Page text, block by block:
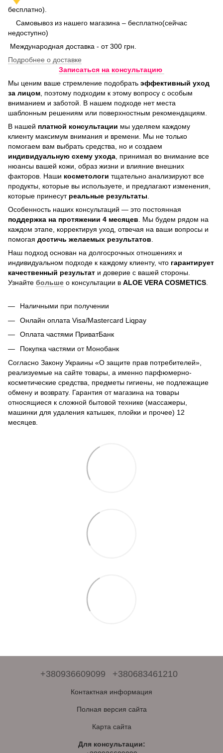
бесплатно).
Самовывоз из нашего магазина – бесплатно(сейчас
недоступно)
Международная доставка - от 300 грн.
Подробнее о доставке
Записаться на консультацию
Мы ценим ваше стремление подобрать эффективный уход
за лицом, поэтому подходим к этому вопросу с особым
вниманием и заботой. В нашем подходе нет места
шаблонным решениям или поверхностным рекомендациям.
В нашей платной консультации мы уделяем каждому
клиенту максимум внимания и времени. Мы не только
помогаем вам выбрать средства, но и создаем
индивидуальную схему ухода, принимая во внимание все
нюансы вашей кожи, образ жизни и влияние внешних
факторов. Наши косметологи тщательно анализируют все
продукты, которые вы используете, и предлагают изменения,
которые принесут реальные результаты.
Особенность наших консультаций — это постоянная
поддержка на протяжении 4 месяцев. Мы будем рядом на
каждом этапе, корректируя уход, отвечая на ваши вопросы и
помогая достичь желаемых результатов.
Наш подход основан на долгосрочных отношениях и
индивидуальном подходе к каждому клиенту, что гарантирует
качественный результат и доверие с вашей стороны.
Узнайте больше о консультации в ALOE VERA COSMETICS.
Наличными при получении
Онлайн оплата Visa/Mastercard Liqpay
Оплата частями ПриватБанк
Покупка частями от Монобанк
Согласно Закону Украины «О защите прав потребителей»,
реализуемые на сайте товары, а именно парфюмерно-
косметические средства, предметы гигиены, не подлежащие
обмену и возврату. Гарантия от магазина на товары
относящиеся к сложной бытовой технике (массажеры,
машинки для удаления катышек, плойки и прочее) 12
месяцев.
+380936609099 +380683461210
Контактная информация
Полная версия сайта
Карта сайта
Для консультации: